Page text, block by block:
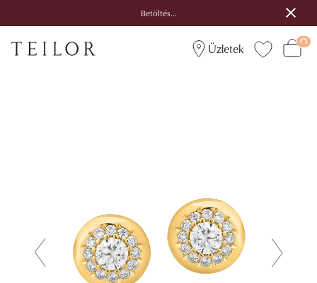
Betöltés...
Üzletek